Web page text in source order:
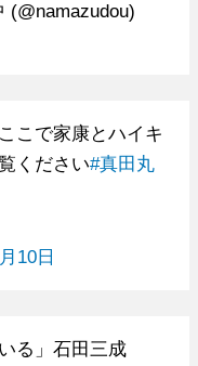
(@namazudou)
こで家康とハイキ
ください#真田丸
10日
る」石田三成